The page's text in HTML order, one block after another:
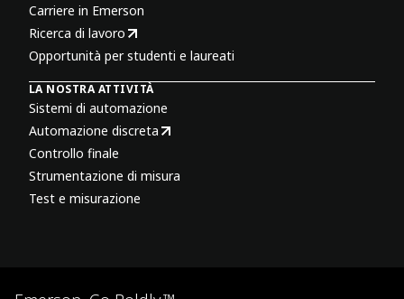
Carriere in Emerson
Ricerca di lavoro
Opportunità per studenti e laureati
LA NOSTRA ATTIVITÀ
Sistemi di automazione
Automazione discreta
Controllo finale
Strumentazione di misura
Test e misurazione